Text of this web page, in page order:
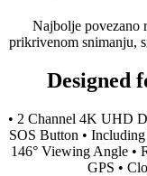
Najbolje povezano
prikrivenom snimanju,
Designed
• 2 Channel 4K UHD
SOS Button •
146° Viewing Angle •
GPS •